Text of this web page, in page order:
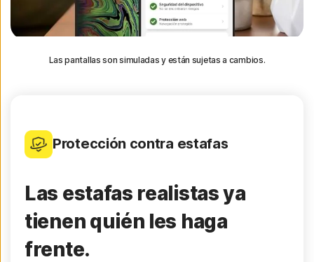
Las pantallas son simuladas y están sujetas a cambios.
Protección contra estafas
Las estafas realistas ya
tienen quién les haga
frente.